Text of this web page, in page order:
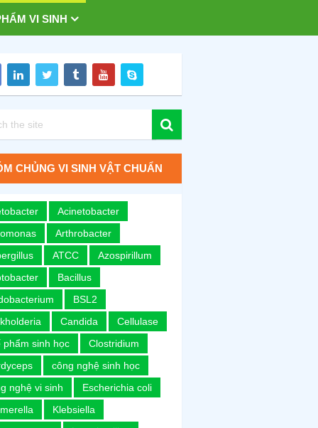
VI SINH
CHỦNG VI SINH VẬT CHUẨN
Acinetobacter
Arthrobacter
ATCC
Azospirillum
Bacillus
BSL2
Candida
Cellulase
phẩm sinh học
Clostridium
công nghệ sinh học
nghệ vi sinh
Escherichia coli
Klebsiella